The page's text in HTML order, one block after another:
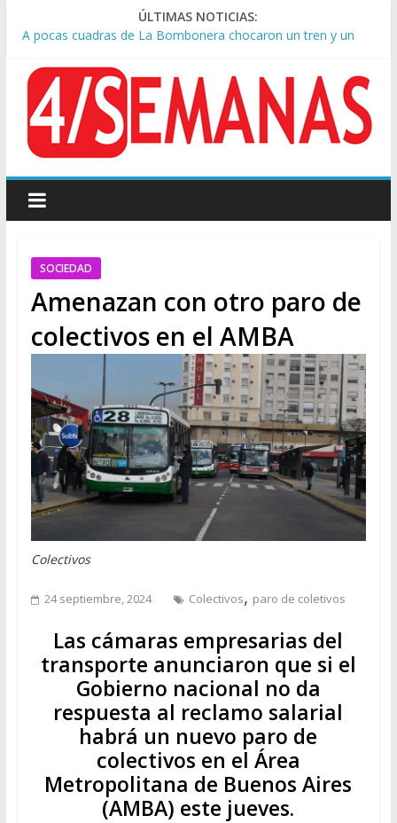
ÚLTIMAS NOTICIAS:
A pocas cuadras de La Bombonera chocaron un tren y un
colectivo: siete heridos
Día de San Cayetano: masiva marcha a Plaza de Mayo de
sindicatos y organizaciones sociales
Pesar por la muerte de Leandro Rud, histórico representante
y conductor de TV
Tras la aprobación de la ley de propiedad privada, Bullrich
apuntó: “Vino un poco endiablada”
Causa AFA: el juez Amarante calificó de “ficción judicial” el
traslado del expediente a Campana
SOCIEDAD
Amenazan con otro paro de
colectivos en el AMBA
Colectivos
24 septiembre, 2024 Colectivos, paro de coletivos
Las cámaras empresarias del
transporte anunciaron que si el
Gobierno nacional no da
respuesta al reclamo salarial
habrá un nuevo paro de
colectivos en el Área
Metropolitana de Buenos Aires
(AMBA) este jueves.